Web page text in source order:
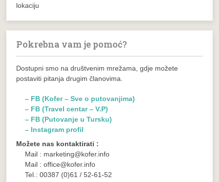
lokaciju
Pokrebna vam je pomoć?
Dostupni smo na društvenim mrežama, gdje možete
postaviti pitanja drugim članovima.
– FB (Kofer – Sve o putovanjima)
– FB (Travel centar – V.P)
– FB (Putovanje u Tursku)
– Instagram profil
Možete nas kontaktirati :
Mail : marketing@kofer.info
Mail : office@kofer.info
Tel.: 00387 (0)61 / 52-61-52